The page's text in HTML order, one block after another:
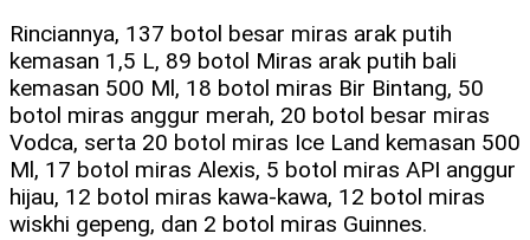
Rinciannya, 137 botol besar miras arak putih
kemasan 1,5 L, 89 botol Miras arak putih bali
kemasan 500 Ml, 18 botol miras Bir Bintang, 50
botol miras anggur merah, 20 botol besar miras
Vodca, serta 20 botol miras Ice Land kemasan 500
Ml, 17 botol miras Alexis, 5 botol miras API anggur
hijau, 12 botol miras kawa-kawa, 12 botol miras
wiskhi gepeng, dan 2 botol miras Guinnes.